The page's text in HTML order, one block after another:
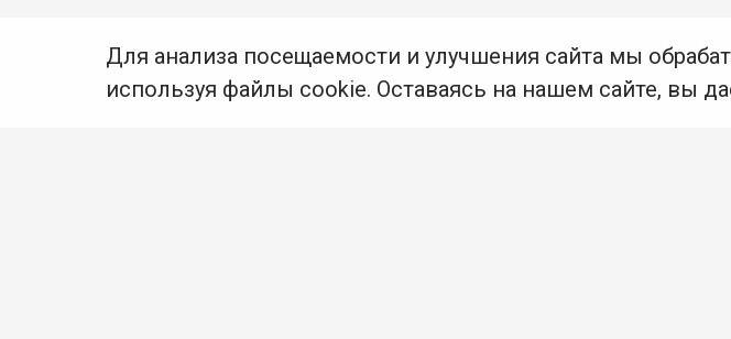
Для анализа посещаемости и улучшения сайта мы
используя файлы cookie. Оставаясь на нашем сайте, вы